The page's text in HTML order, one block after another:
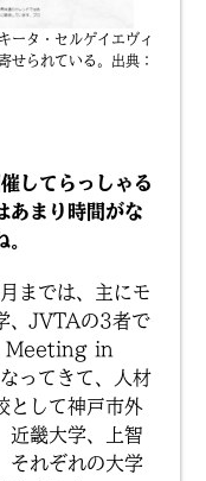
ータ・セルゲイエヴィ
せられている。出典：
してらっしゃる
あまり時間がな
までは、主にモ
、JVTAの3者で
Meeting in
ってきて、人材
として神戸市外
近畿大学、上智
それぞれの大学